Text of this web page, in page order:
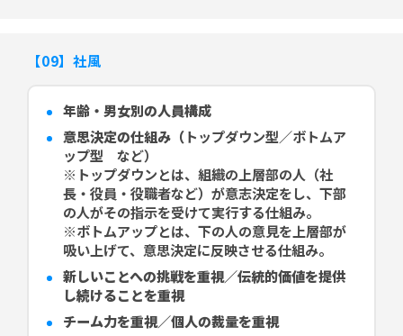
【09】社風
年齢・男女別の人員構成
意思決定の仕組み（トップダウン型／ボトムア
ップ型 など）
※トップダウンとは、組織の上層部の人（社
長・役員・役職者など）が意志決定をし、下部
の人がその指示を受けて実行する仕組み。
※ボトムアップとは、下の人の意見を上層部が
吸い上げて、意思決定に反映させる仕組み。
新しいことへの挑戦を重視／伝統的価値を提供
し続けることを重視
チーム力を重視／個人の裁量を重視